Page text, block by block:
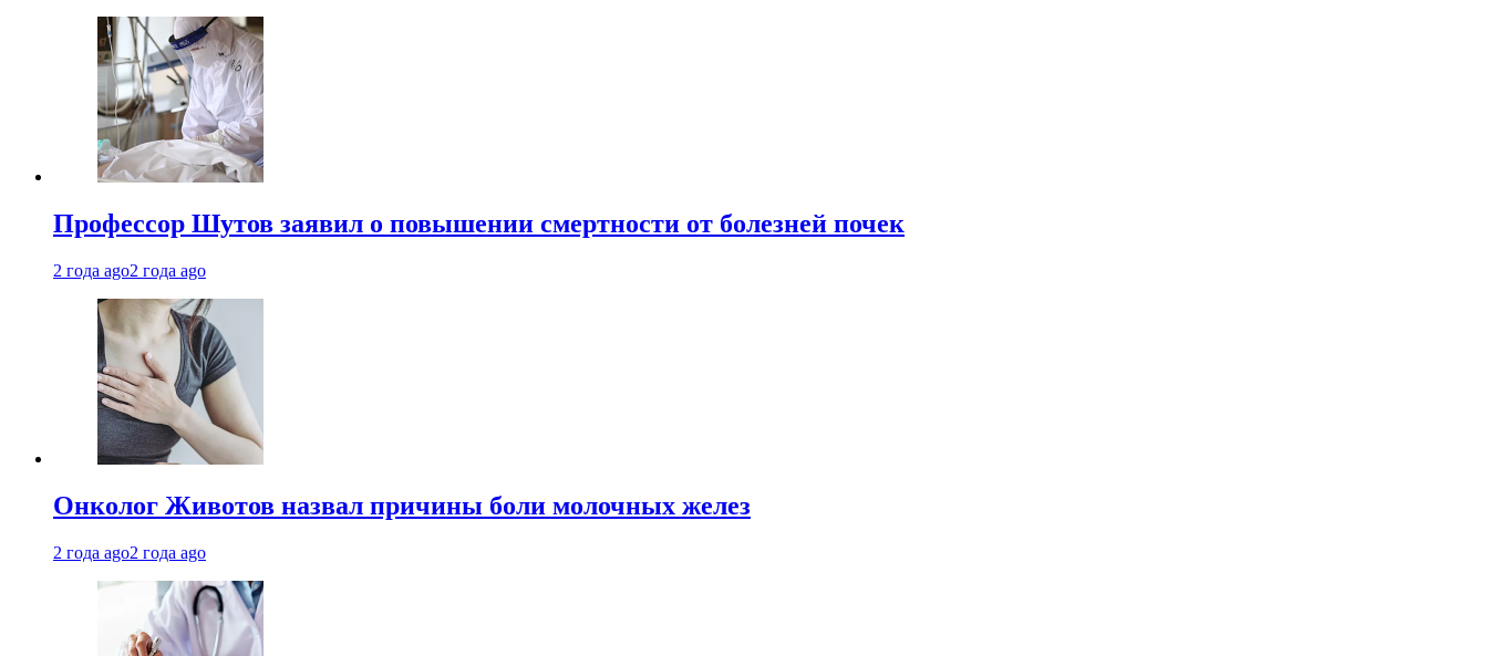
Профессор Шутов заявил о повышении смертности от болезней почек
2 года ago2 года ago
Онколог Животов назвал причины боли молочных желез
2 года ago2 года ago